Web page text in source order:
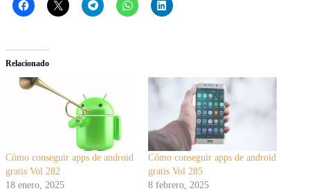
Relacionado
Cómo conseguir apps de android
gratis Vol 282
18 enero, 2025
Cómo conseguir apps de android
gratis Vol 285
8 febrero, 2025